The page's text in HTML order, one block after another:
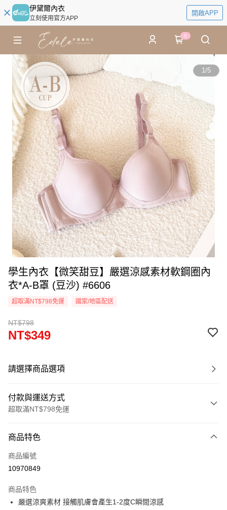
伊黛爾內衣
立刻使用官方APP
開啟APP
0
1/5
學生內衣【微笑甜豆】嚴選涼感素材軟鋼圈內
衣*A-B罩 (豆沙) #6606
超取滿NT$798免運 國家/地區配送
NT$798
NT$349
請選擇商品選項
付款與運送方式
超取滿NT$798免運
信用卡一次付款
超商取貨付款
Apple Pay
商品特色
商品編號
10970849
商品特色
嚴選涼爽素材 接觸肌膚會產生1-2度C瞬間涼感